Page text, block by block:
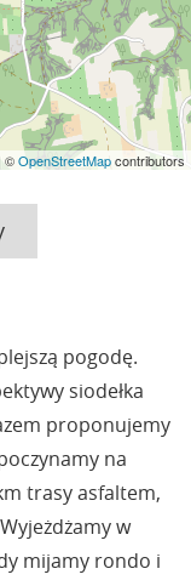
©OpenStreetMapcontributors
pogodę.
siodełka
proponujemy
na
trasy asfaltem,
w
mijamy rondo i